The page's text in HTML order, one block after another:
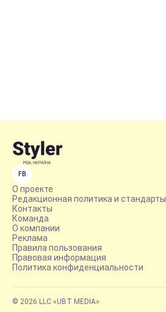
FB
О проекте
Редакционная политика и стандарты
Контакты
Команда
О компании
Реклама
Правила пользования
Правовая информация
Политика конфиденциальности
© 2026 LLC «UBT MEDIA»